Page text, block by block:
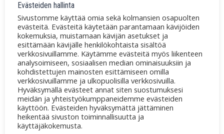
videomateriaalista jotka löytyy myös
Youtube- kanavaltamme.
Verso-ohjelman tarvesanat
Tarvesanasto on VERSO-ohjelman
Evästeiden hallinta
Sivustomme käyttää omia sekä kolmansien osapuolten
evästeitä. Evästeitä käytetään parantamaan kävijöiden
kokemuksia, muistamaan kävijän asetukset ja
esittämään kävijälle henkilökohtaista sisältöä
verkkosivuillamme. Käytämme evästeitä myös liikenteen
analysoimiseen, sosiaalisen median ominaisuuksiin ja
kohdistettujen mainosten esittämiseen omilla
verkkosivuillamme ja ulkopuolisilla verkkosivuilla.
Hyväksymällä evästeet annat siten suostumuksesi
meidän ja yhteistyökumppaneidemme evästeiden
käyttöön. Evästeiden hyväksymättä jättäminen
heikentää sivuston toiminnallisuutta ja
käyttäjäkokemusta.